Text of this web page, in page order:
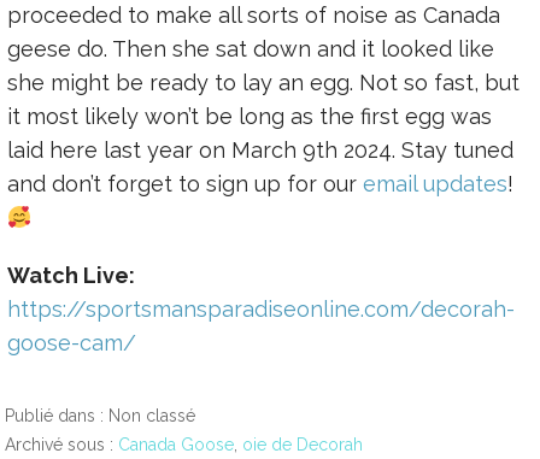
proceeded to make all sorts of noise as Canada
geese do. Then she sat down and it looked like
she might be ready to lay an egg. Not so fast, but
it most likely won’t be long as the first egg was
laid here last year on March 9th 2024. Stay tuned
and don’t forget to sign up for our email updates!
Watch Live:
https://sportsmansparadiseonline.com/decorah-
goose-cam/
Publié dans : Non classé
Archivé sous : Canada Goose oie de Decorah